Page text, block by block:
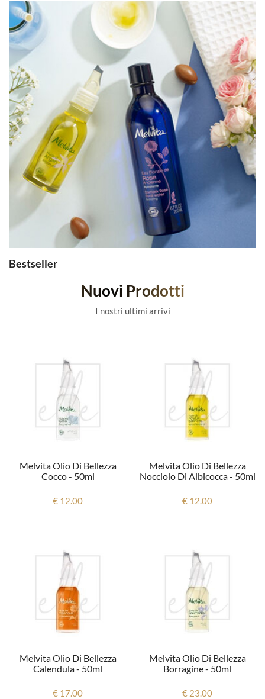
Bestseller
Nuovi Prodotti
I nostri ultimi arrivi
Melvita Olio Di Bellezza
Cocco - 50ml
€ 12.00
Melvita Olio Di Bellezza
Calendula - 50ml
€ 17.00
Melvita Olio Di Bellezza
Nocciolo Di Albicocca - 50ml
€ 12.00
Melvita Olio Di Bellezza
Borragine - 50ml
€ 23.00